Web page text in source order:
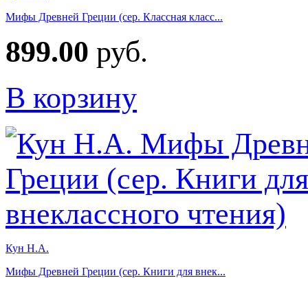
Мифы Древней Греции (сер. Классная класс...
899.00 руб.
В корзину
Кун Н.А.
Мифы Древней Греции (сер. Книги для внек...